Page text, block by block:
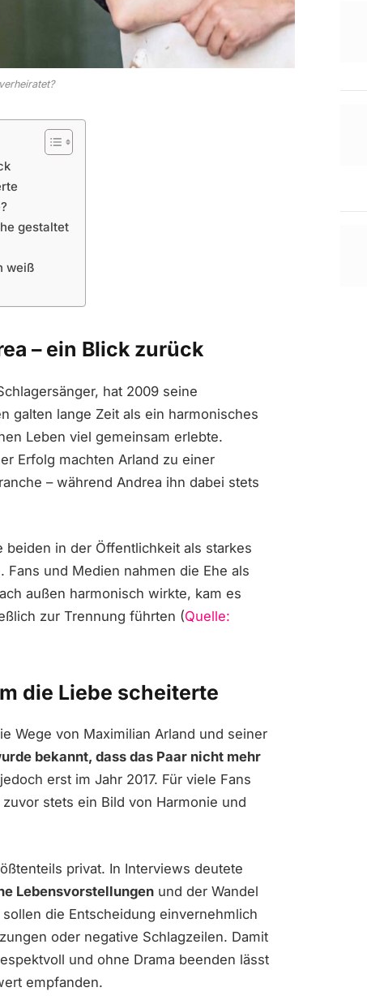
gestaltet
weiß
– ein Blick zurück
hat 2009 seine
galten lange Zeit als ein harmonisches
Leben viel gemeinsam erlebte.
Erfolg machten Arland zu einer
– während Andrea ihn dabei stets
in der Öffentlichkeit als starkes
und Medien nahmen die Ehe als
außen harmonisch wirkte, kam es
zur Trennung führten (Quelle:
die Liebe scheiterte
Wege von Maximilian Arland und seiner
bekannt, dass das Paar nicht mehr
erst im Jahr 2017. Für viele Fans
stets ein Bild von Harmonie und
privat. In Interviews deutete
Lebensvorstellungen und der Wandel
die Entscheidung einvernehmlich
oder negative Schlagzeilen. Damit
und ohne Drama beenden lässt
empfanden.